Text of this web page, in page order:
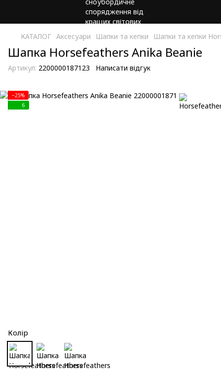
КАТАЛОГ Аксесуари Шапки та кепки Шапки та кепки
Шапка Horsefeathers Anika Beanie
Артикул: 2200000187123 Написати відгук
−25%
6
Колір